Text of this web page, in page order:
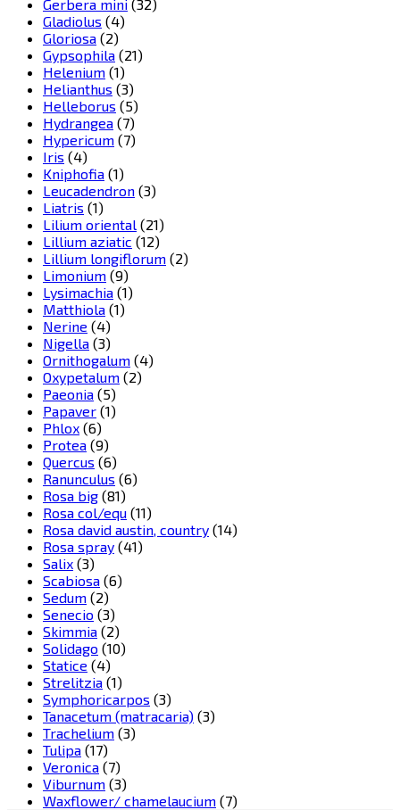
Gerbera mini (32)
Gladiolus (4)
Gloriosa (2)
Gypsophila (21)
Helenium (1)
Helianthus (3)
Helleborus (5)
Hydrangea (7)
Hypericum (7)
Iris (4)
Kniphofia (1)
Leucadendron (3)
Liatris (1)
Lilium oriental (21)
Lillium aziatic (12)
Lillium longiflorum (2)
Limonium (9)
Lysimachia (1)
Matthiola (1)
Nerine (4)
Nigella (3)
Ornithogalum (4)
Oxypetalum (2)
Paeonia (5)
Papaver (1)
Phlox (6)
Protea (9)
Quercus (6)
Ranunculus (6)
Rosa big (81)
Rosa col/equ (11)
Rosa david austin, country (14)
Rosa spray (41)
Salix (3)
Scabiosa (6)
Sedum (2)
Senecio (3)
Skimmia (2)
Solidago (10)
Statice (4)
Strelitzia (1)
Symphoricarpos (3)
Tanacetum (matracaria) (3)
Trachelium (3)
Tulipa (17)
Veronica (7)
Viburnum (3)
Waxflower/ chamelaucium (7)